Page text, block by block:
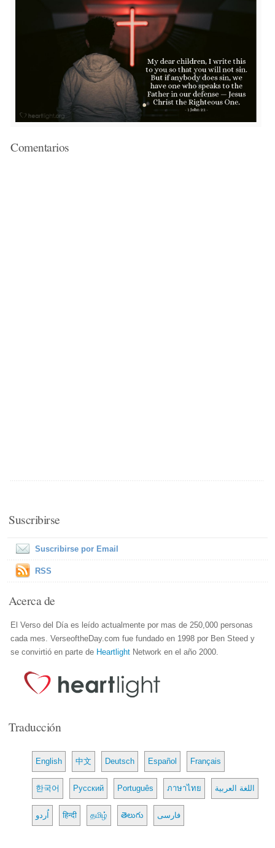
Comentarios
Suscribirse
Suscribirse por Email
RSS
Acerca de
El Verso del Día es leído actualmente por mas de 250,000 personas
cada mes. VerseoftheDay.com fue fundado en 1998 por Ben Steed y
se convirtió en parte de Heartlight Network en el año 2000.
Traducción
English 中文 Deutsch Español Français
한국어 Русский Português ภาษาไทย اللغة العربية
اُردو हिन्दी தமிழ் తెలుగు فارسی